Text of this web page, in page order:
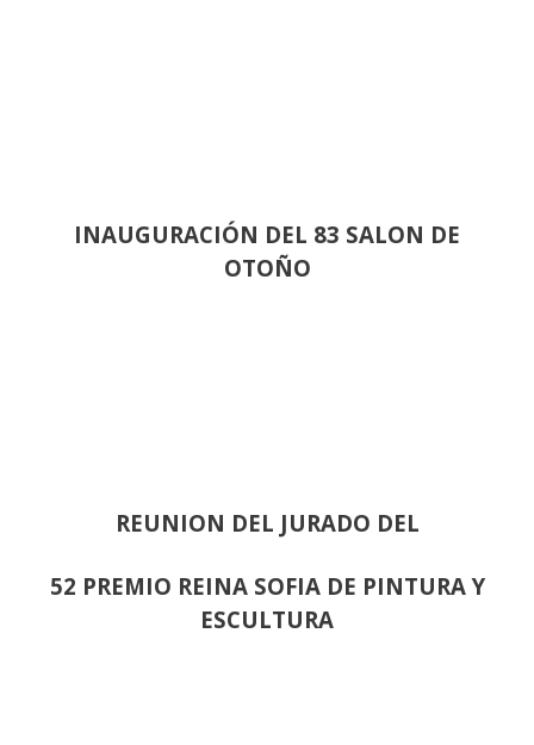
INAUGURACIÓN DEL 83 SALON DE
OTOÑO
REUNION DEL JURADO DEL
52 PREMIO REINA SOFIA DE PINTURA Y
ESCULTURA